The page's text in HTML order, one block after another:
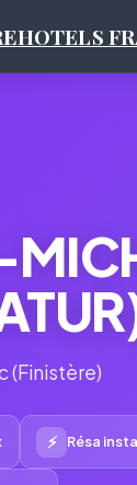
HOTELS
(Finistère)
⚡ Résa